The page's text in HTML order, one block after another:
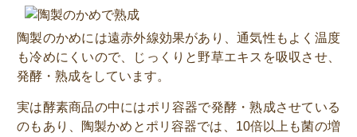
陶製のかめには遠赤外線効果があり、通気性もよく温度
も冷めにくいので、じっくりと野草エキスを吸収させ、
発酵・熟成をしています。
実は酵素商品の中にはポリ容器で発酵・熟成させている
のもあり、陶製かめとポリ容器では、10倍以上も菌の増